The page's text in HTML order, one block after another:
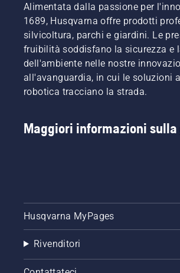
Alimentata dalla passione per
1689, Husqvarna offre prodotti
silvicoltura, parchi e giardini. Le
fruibilità soddisfano la sicurezza e
dell'ambiente nelle nostre
all'avanguardia, in cui le soluzioni
robotica tracciano la strada.
Maggiori informazioni sulla
Husqvarna MyPages
Rivenditori